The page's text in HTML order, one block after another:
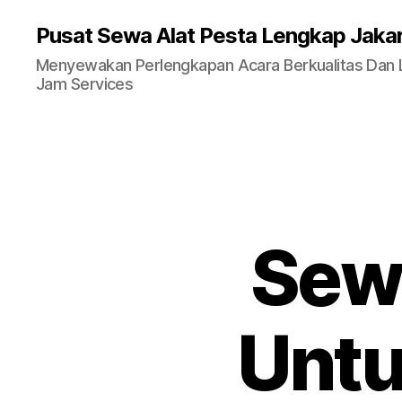
Pusat Sewa Alat Pesta Lengkap
Menyewakan Perlengkapan Acara Berkualitas Dan
Jam Services